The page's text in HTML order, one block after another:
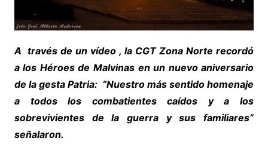
A través de un vídeo , la CGT Zona Norte recordó
a los Héroes de Malvinas en un nuevo aniversario
de la gesta Patria: “Nuestro más sentido homenaje
a todos los combatientes caídos y a los
sobrevivientes de la guerra y sus familiares”
señalaron.